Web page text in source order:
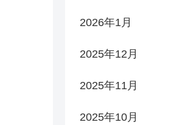
2026年1月
2025年12月
2025年11月
2025年10月